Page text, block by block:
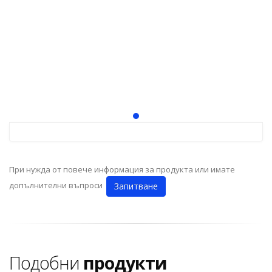
При нужда от повече информация за продукта или имате
допълнителни въпроси
Запитване
Подобни продукти